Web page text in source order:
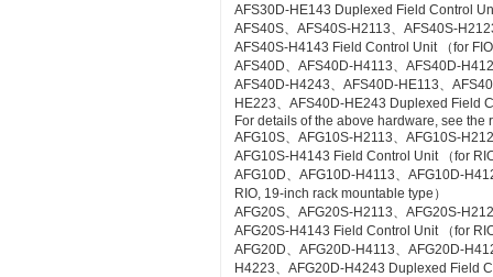
AFS30D-HE143 Duplexed Field Control
AFS40S、AFS40S-H2113、AFS40S-
AFS40S-H4143 Field Control Unit （for
AFS40D、AFS40D-H4113、AFS40D-
AFS40D-H4243、AFS40D-HE113、
HE223、AFS40D-HE243 Duplexed Field
For details of the above hardware, see the
AFG10S、AFG10S-H2113、AFG10S-
AFG10S-H4143 Field Control Unit （for
AFG10D、AFG10D-H4113、AFG10D-
RIO, 19-inch rack mountable type）
AFG20S、AFG20S-H2113、AFG20S-
AFG20S-H4143 Field Control Unit （for
AFG20D、AFG20D-H4113、AFG20D-
H4223、AFG20D-H4243 Duplexed Field